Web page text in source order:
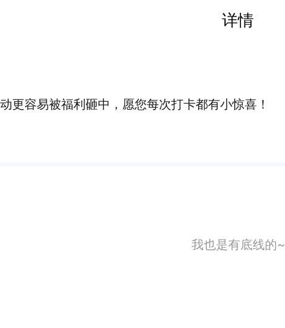
详情
更容易被福利砸中，愿您每次打卡都有小惊喜！
我也是有底线的~